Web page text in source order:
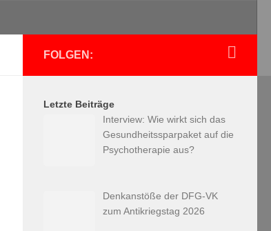
FOLGEN:
Letzte Beiträge
Interview: Wie wirkt sich das
Gesundheitssparpaket auf die
Psychotherapie aus?
Denkanstöße der DFG-VK
zum Antikriegstag 2026